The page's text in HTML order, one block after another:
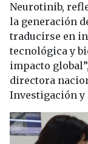
Neurotinib,
la generación
traducirse en
tecnológica y
impacto
directora
Investigación y